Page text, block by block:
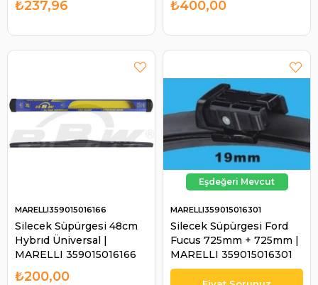
₺237,96 ₺400,00
Silecek Süpürgesi 48cm
Hybrıd Üniversal |
MARELLI 359015016166
MARELLI359015016166
₺200,00
Silecek Süpürgesi Ford
Fucus 725mm + 725mm |
MARELLI 359015016301
MARELLI359015016301